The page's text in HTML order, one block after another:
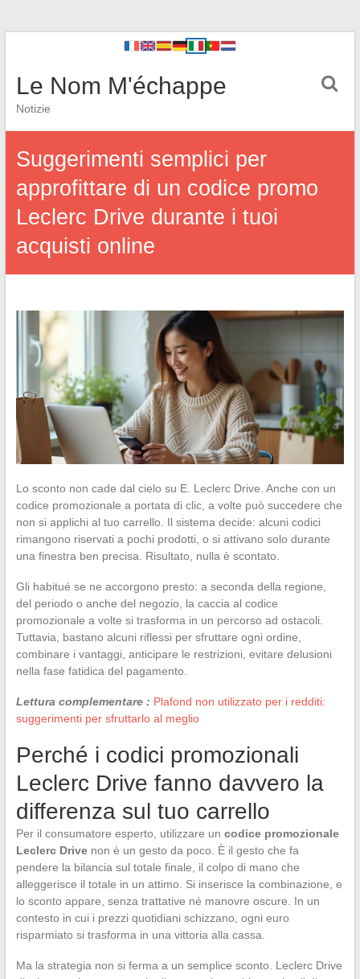
Le Nom M'échappe
Notizie
Suggerimenti semplici per
approfittare di un codice promo
Leclerc Drive durante i tuoi
acquisti online
Lo sconto non cade dal cielo su E. Leclerc Drive. Anche con un
codice promozionale a portata di clic, a volte può succedere che
non si applichi al tuo carrello. Il sistema decide: alcuni codici
rimangono riservati a pochi prodotti, o si attivano solo durante
una finestra ben precisa. Risultato, nulla è scontato.
Gli habitué se ne accorgono presto: a seconda della regione,
del periodo o anche del negozio, la caccia al codice
promozionale a volte si trasforma in un percorso ad ostacoli.
Tuttavia, bastano alcuni riflessi per sfruttare ogni ordine,
combinare i vantaggi, anticipare le restrizioni, evitare delusioni
nella fase fatidica del pagamento.
Lettura complementare : Plafond non utilizzato per i redditi:
suggerimenti per sfruttarlo al meglio
Perché i codici promozionali
Leclerc Drive fanno davvero la
differenza sul tuo carrello
Per il consumatore esperto, utilizzare un codice promozionale
Leclerc Drivenon è un gesto da poco. È il gesto che fa
pendere la bilancia sul totale finale, il colpo di mano che
alleggerisce il totale in un attimo. Si inserisce la combinazione, e
lo sconto appare, senza trattative né manovre oscure. In un
contesto in cui i prezzi quotidiani schizzano, ogni euro
risparmiato si trasforma in una vittoria alla cassa.
Ma la strategia non si ferma a un semplice sconto. Leclerc Drive